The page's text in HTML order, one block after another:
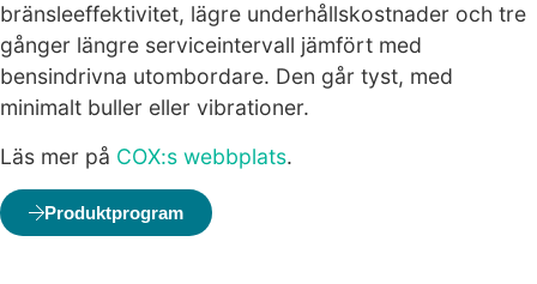
bränsleeffektivitet, lägre underhållskostnader och tre
gånger längre serviceintervall jämfört med
bensindrivna utombordare. Den går tyst, med
minimalt buller eller vibrationer.
Läs mer på COX:s webbplats.
Produktprogram
taget ska
fungera.
Statistik
För att vi ska
kunna
förbättra
hemsidans